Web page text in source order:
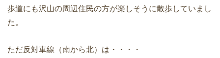
歩道にも沢山の周辺住民の方が楽しそうに散歩していまし
た。
ただ反対車線（南から北）は・・・・